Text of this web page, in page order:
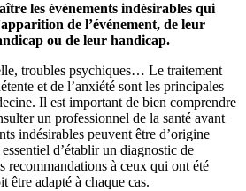
les événements indésirables qui
de l’événement, de leur
ou de leur handicap.
troubles psychiques… Le traitement
et de l’anxiété sont les principales
Il est important de bien comprendre
un professionnel de la santé avant
indésirables peuvent être d’origine
d’établir un diagnostic de
recommandations à ceux qui ont été
être adapté à chaque cas.